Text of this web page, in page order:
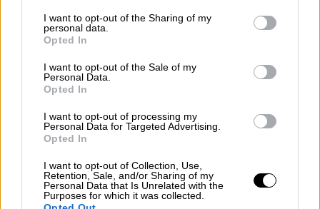
not limited to your visit or usage behaviour. You may click to
grant or deny consent to Google and its third-party tags to
use your data for below specified purposes in below Google
consent section.
I want to opt-out of the Sharing of my
personal data.
Opted In
I want to opt-out of the Sale of my
Personal Data.
Opted In
I want to opt-out of processing my
Personal Data for Targeted Advertising.
Opted In
I want to opt-out of Collection, Use,
Retention, Sale, and/or Sharing of my
Personal Data that Is Unrelated with the
Purposes for which it was collected.
Όπως γράφει τοtravel-inspiration.gr
πρόκειται για μια
εμπειρία που δύσκολα
μπορεί να συγκριθεί με οτιδήποτε άλλο
μονοπάτι, αν και στενό, είναι εύκολα
προσβάσιμο και από τις δύο άκρες του
μήνες που ο πάγος δεν έχει κάνει ακόμα την
εμφάνισή του. Η «τρισδιάστατη» αυτή
εμπειρίαπαραπέμπει σε εικόνες παραμυθιού
μοναδικά συναισθήματα , γεμάτα μυστήριο
και περιπέτεια.